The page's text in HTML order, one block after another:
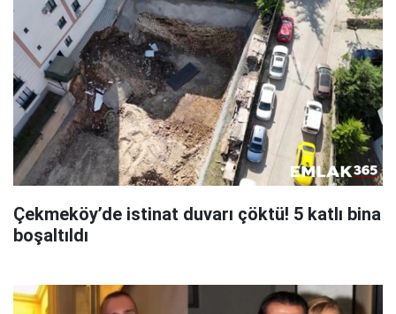
Çekmeköy’de istinat duvarı çöktü! 5 katlı bina
boşaltıldı